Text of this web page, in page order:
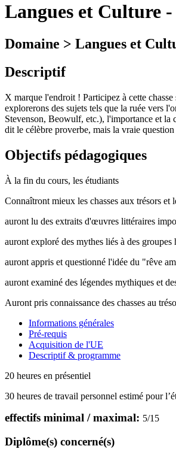
Langues et Culture -
Domaine > Langues et
Descriptif
X marque l'endroit ! Participez à cette
explorerons des sujets tels que la ruée vers
Stevenson, Beowulf, etc.), l'importance et la
dit le célèbre proverbe, mais la vraie
Objectifs pédagogiques
À la fin du cours, les étudiants
Connaîtront mieux les chasses aux trésors
auront lu des extraits d'œuvres littéraires
auront exploré des mythes liés à des groupes
auront appris et questionné l'idée du "rêve
auront examiné des légendes mythiques et
Auront pris connaissance des chasses au
Informations générales
Pré-requis
Acquisition de l'UE
Descriptif & programme
20 heures en présentiel
30 heures de travail personnel estimé pour
effectifs minimal / maximal: 5/15
Diplôme(s) concerné(s)